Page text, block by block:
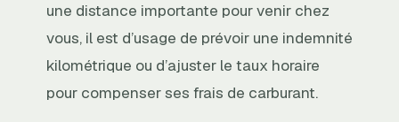
une distance importante pour venir chez
vous, il est d’usage de prévoir une indemnité
kilométrique ou d’ajuster le taux horaire
pour compenser ses frais de carburant.